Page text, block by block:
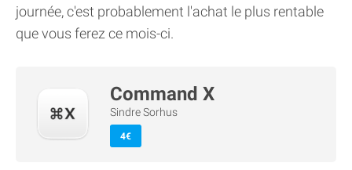
journée, c'est probablement l'achat le plus rentable
que vous ferez ce mois-ci.
Command X
Sindre Sorhus
4€